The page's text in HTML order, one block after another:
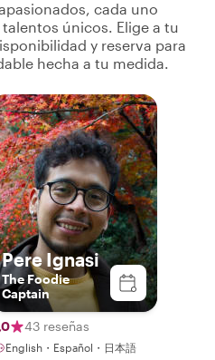
cada uno
únicos. Elige a tu
y reserva para
hecha a tu medida.
Pere Ignasi
The Foodie
Captain
43 reseñas
English・Español・日本語